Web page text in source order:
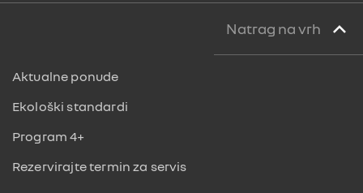
Natrag na vrh
Aktualne ponude
Ekološki standardi
Program 4+
Rezervirajte termin za servis